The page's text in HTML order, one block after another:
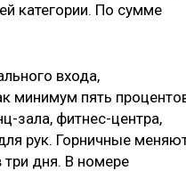
категории. По сумме
входа,
минимум пять
зала, фитнес-центра,
рук. Горничные
три дня. В номере